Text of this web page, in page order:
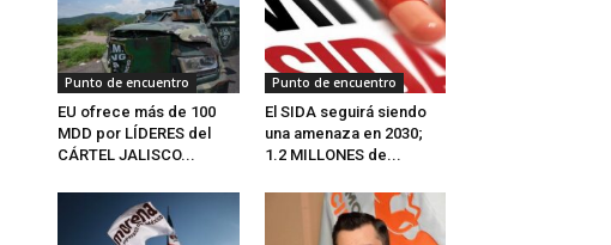
Punto de encuentro
EU ofrece más de 100
MDD por LÍDERES del
CÁRTEL JALISCO...
Punto de encuentro
El SIDA seguirá siendo
una amenaza en 2030;
1.2 MILLONES de...